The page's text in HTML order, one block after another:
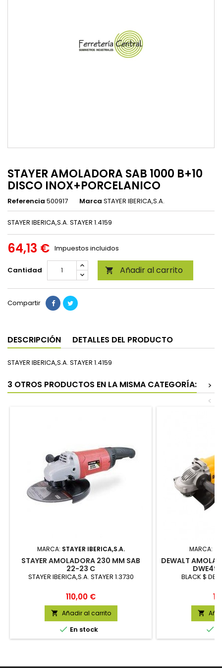
STAYER AMOLADORA SAB 1000 B+10
DISCO INOX+PORCELANICO
Referencia 500917 Marca STAYER IBERICA,S.A.
STAYER IBERICA,S.A. STAYER 1.4159
64,13 € Impuestos incluidos
Cantidad  Añadir al carrito
Compartir
DESCRIPCIÓN DETALLES DEL PRODUCTO
STAYER IBERICA,S.A. STAYER 1.4159
3 OTROS PRODUCTOS EN LA MISMA CATEGORÍA:
>
<
MARCA: STAYER IBERICA,S.A.
STAYER AMOLADORA 230 MM SAB
22-23 C
STAYER IBERICA,S.A. STAYER 1.3730
Precio
110,00 €
 Añadir al carrito
 En stock
MARCA:
DEWALT
BLACK $

